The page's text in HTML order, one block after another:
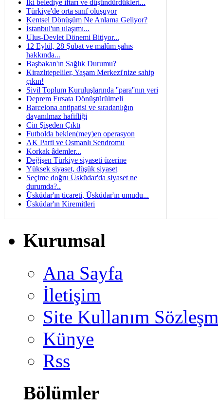
İki belediye iftarı ve düşündürdükleri...
Türkiye'de orta sınıf oluşuyor
Kentsel Dönüşüm Ne Anlama Geliyor?
İstanbul'un ulaşımı...
Ulus-Devlet Dönemi Bitiyor...
12 Eylül, 28 Şubat ve malûm şahıs
hakkında...
Başbakan'ın Sağlık Durumu?
Kirazlıtepeliler, Yaşam Merkezi'nize sahip
çıkın!
Sivil Toplum Kuruluşlarında ''para''nın yeri
Deprem Fırsata Dönüştürülmeli
Barcelona antipatisi ve sıradanlığın
dayanılmaz hafifliği
Cin Şişeden Çıktı
Futbolda beklen(mey)en operasyon
AK Parti ve Osmanlı Sendromu
Korkak âdemler...
Değişen Türkiye siyaseti üzerine
Yüksek siyaset, düşük siyaset
Seçime doğru Üsküdar'da siyaset ne
durumda?..
Üsküdar'ın ticareti, Üsküdar'ın umudu...
Üsküdar'ın Kiremitleri
Kurumsal
Ana Sayfa
İletişim
Site Kullanım
Künye
Rss
Bölümler